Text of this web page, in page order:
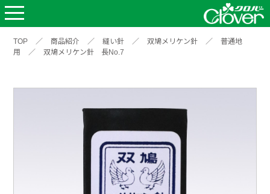
TOP ／ 商品紹介 ／ 縫い針 ／ 双鳩メリケン針 ／
普通地
用
／ 双鳩メリケン針 長No.7